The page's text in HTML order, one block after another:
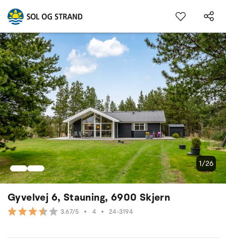
Gyvelvej 6, Stauning, 6900 Skjern
3.67/5 • 4 • 24-3194
1/26